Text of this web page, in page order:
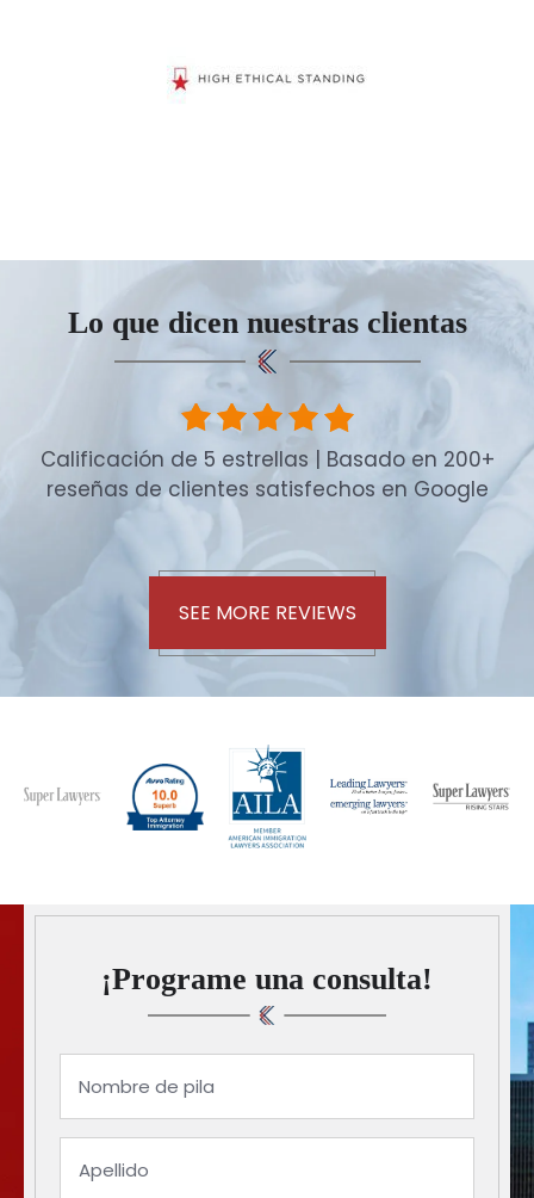
Lo que dicen nuestras clientas
Calificación de 5 estrellas | Basado en 200+
reseñas de clientes satisfechos en Google
SEE MORE REVIEWS
¡Programe una consulta!